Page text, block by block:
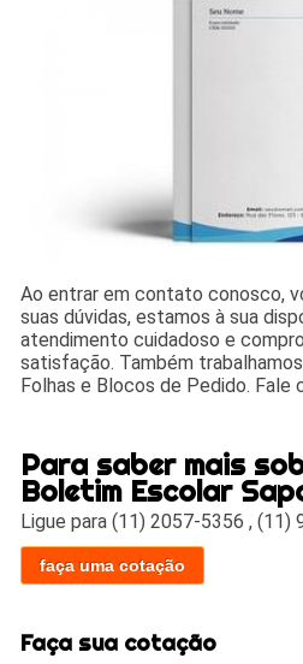
Ao entrar em contato conosco,
suas dúvidas, estamos à sua
atendimento cuidadoso e
satisfação. Também
Folhas e Blocos de Pedido. Fale
Para saber mais
Boletim Escolar
Ligue para(11) 2057-5356 ,(11)
faça uma cotação
Faça sua cotação